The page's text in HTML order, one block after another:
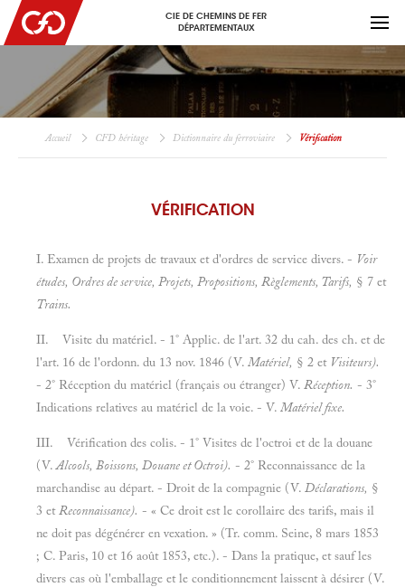
CIE DE CHEMINS DE FER
DÉPARTEMENTAUX
Accueil CFD héritage Dictionnaire du ferroviaire Vérification
VÉRIFICATION
I. Examen de projets de travaux et d'ordres de service divers. - Voir
études, Ordres de service, Projets, Propositions, Règlements, Tarifs, § 7 et
Trains.
II. Visite du matériel. - 1° Applic. de l'art. 32 du cah. des ch. et de
l'art. 16 de l'ordonn. du 13 nov. 1846 (V. Matériel, § 2 et Visiteurs).
- 2° Réception du matériel (français ou étranger) V. Réception. - 3°
Indications relatives au matériel de la voie. - V. Matériel fixe.
III. Vérification des colis. - 1° Visites de l'octroi et de la douane
(V.Alcools, Boissons, Douane et Octroi). - 2° Reconnaissance de la
marchandise au départ. - Droit de la compagnie (V. Déclarations, §
3 etReconnaissance). - « Ce droit est le corollaire des tarifs, mais il
ne doit pas dégénérer en vexation. » (Tr. comm. Seine, 8 mars 1853
; C. Paris, 10 et 16 août 1853, etc.). - Dans la pratique, et sauf les
divers cas où l'emballage et le conditionnement laissent à désirer (V.